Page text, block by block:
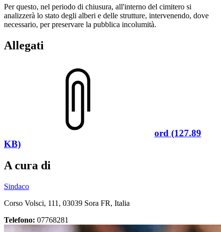
Per questo, nel periodo di chiusura, all'interno del cimitero si
analizzerà lo stato degli alberi e delle strutture, intervenendo, dove
necessario, per preservare la pubblica incolumità.
Allegati
ord (127.89
KB)
A cura di
Sindaco
Corso Volsci, 111, 03039 Sora FR, Italia
Telefono: 07768281